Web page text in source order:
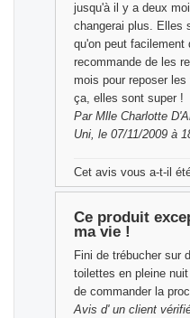
jusqu'à il y a deux
changerai plus. Elles
qu'on peut facilement
recommande de les
mois pour reposer
ça, elles sont super !
Par Mlle Charlotte
Uni, le 07/11/2009 à
Cet avis vous a-t-il
Ce produit
ma vie !
Fini de trébucher sur
toilettes en pleine
de commander la
Avis d' un client